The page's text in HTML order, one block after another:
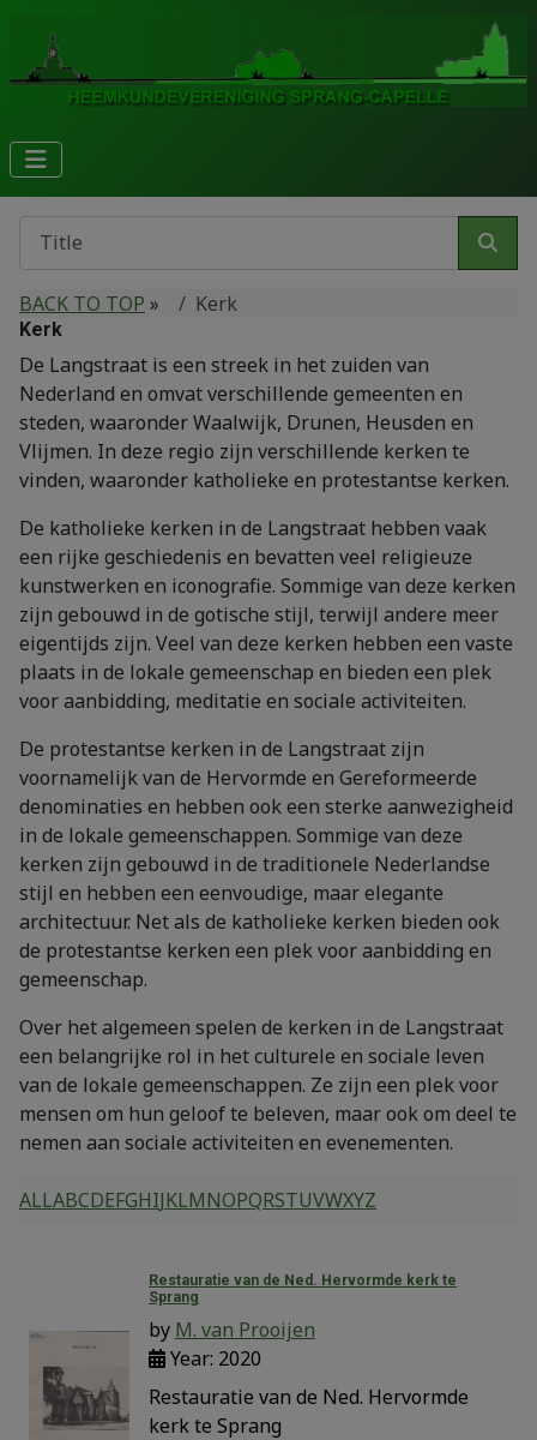
BACK TO TOP » Kerk
Kerk
De Langstraat is een streek in het zuiden van
Nederland en omvat verschillende gemeenten en
steden, waaronder Waalwijk, Drunen, Heusden en
Vlijmen. In deze regio zijn verschillende kerken te
vinden, waaronder katholieke en protestantse kerken.
De katholieke kerken in de Langstraat hebben vaak
een rijke geschiedenis en bevatten veel religieuze
kunstwerken en iconografie. Sommige van deze kerken
zijn gebouwd in de gotische stijl, terwijl andere meer
eigentijds zijn. Veel van deze kerken hebben een vaste
plaats in de lokale gemeenschap en bieden een plek
voor aanbidding, meditatie en sociale activiteiten.
De protestantse kerken in de Langstraat zijn
voornamelijk van de Hervormde en Gereformeerde
denominaties en hebben ook een sterke aanwezigheid
in de lokale gemeenschappen. Sommige van deze
kerken zijn gebouwd in de traditionele Nederlandse
stijl en hebben een eenvoudige, maar elegante
architectuur. Net als de katholieke kerken bieden ook
de protestantse kerken een plek voor aanbidding en
gemeenschap.
Over het algemeen spelen de kerken in de Langstraat
een belangrijke rol in het culturele en sociale leven
van de lokale gemeenschappen. Ze zijn een plek voor
mensen om hun geloof te beleven, maar ook om deel te
nemen aan sociale activiteiten en evenementen.
ALLABCDEFGHIJKLMNOPQRSTUVWXYZ
Restauratie van de Ned. Hervormde kerk te
Sprang
by M. van Prooijen
Year: 2020
Restauratie van de Ned. Hervormde
kerk te Sprang